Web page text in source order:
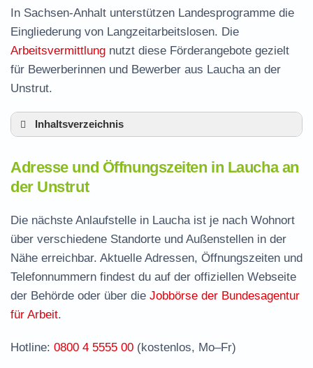
In Sachsen-Anhalt unterstützen Landesprogramme die
Eingliederung von Langzeitarbeitslosen. Die
Arbeitsvermittlung nutzt diese Förderangebote gezielt
für Bewerberinnen und Bewerber aus Laucha an der
Unstrut.
Inhaltsverzeichnis
Leistungen der Arbeitsvermittlung in Laucha
Jobcenter Burgenlandkreis – zuständige Stelle
Stellenangebote und Jobbörse in Laucha
Häufige Fragen rund ums Jobcenter
Adresse und Öffnungszeiten in Laucha an
der Unstrut
Die nächste Anlaufstelle in Laucha ist je nach Wohnort
über verschiedene Standorte und Außenstellen in der
Nähe erreichbar. Aktuelle Adressen, Öffnungszeiten und
Telefonnummern findest du auf der offiziellen Webseite
der Behörde oder über die Jobbörse der Bundesagentur
für Arbeit.
Hotline: 0800 4 5555 00 (kostenlos, Mo–Fr)